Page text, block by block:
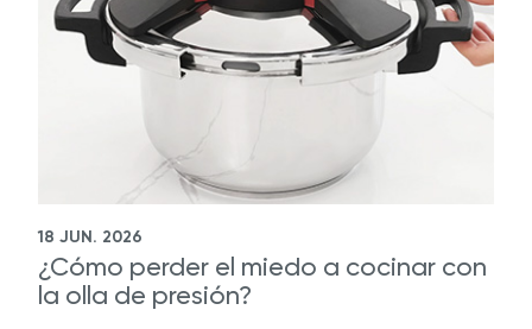
18 JUN. 2026
¿Cómo perder el miedo a cocinar con
la olla de presión?